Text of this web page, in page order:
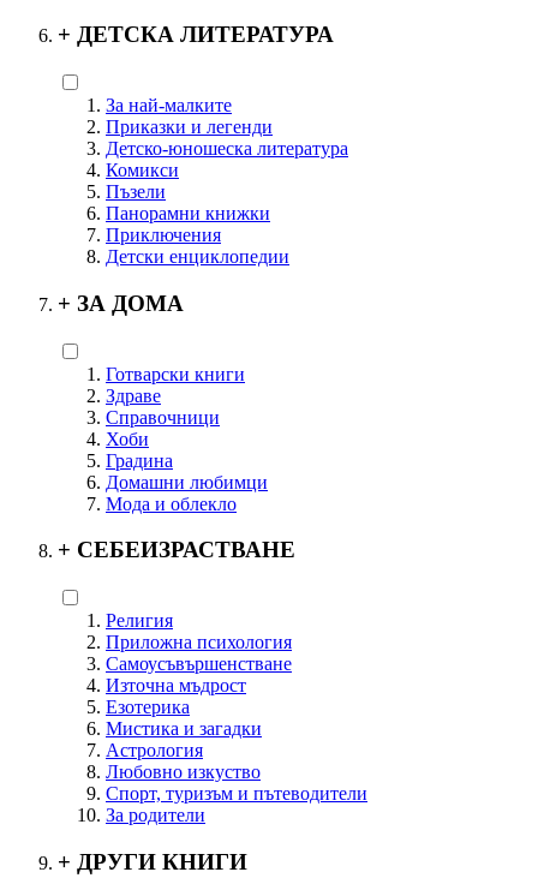
+ ДЕТСКА ЛИТЕРАТУРА
За най-малките
Приказки и легенди
Детско-юношеска литература
Комикси
Пъзели
Панорамни книжки
Приключения
Детски енциклопедии
+ ЗА ДОМА
Готварски книги
Здраве
Справочници
Хоби
Градина
Домашни любимци
Мода и облекло
+ СЕБЕИЗРАСТВАНЕ
Религия
Приложна психология
Самоусъвършенстване
Източна мъдрост
Езотерика
Мистика и загадки
Астрология
Любовно изкуство
Спорт, туризъм и пътеводители
За родители
+ ДРУГИ КНИГИ